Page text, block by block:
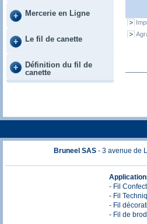
Mercerie en Ligne
Le fil de canette
Définition du fil de
canette
Bruneel SAS- 3 avenue de
- Fil
- Fil
- Fil
- Fil de